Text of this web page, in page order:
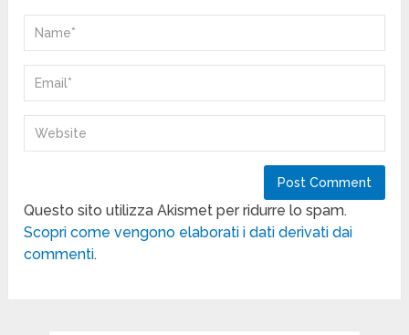
Questo sito utilizza Akismet per ridurre lo spam.
Scopri come vengono elaborati i dati derivati dai
commenti.